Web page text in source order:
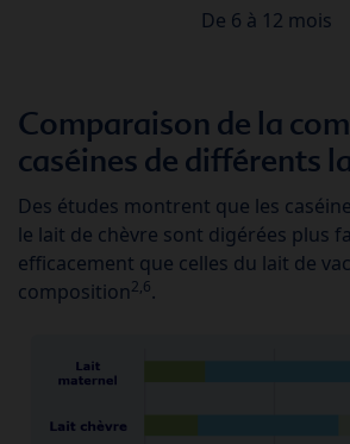
De 6 à 12 mois
Comparaison de la
caséines de différents
Des études montrent que les
le lait de chèvre sont digérées plus
efficacement que celles du lait de
composition2,6.